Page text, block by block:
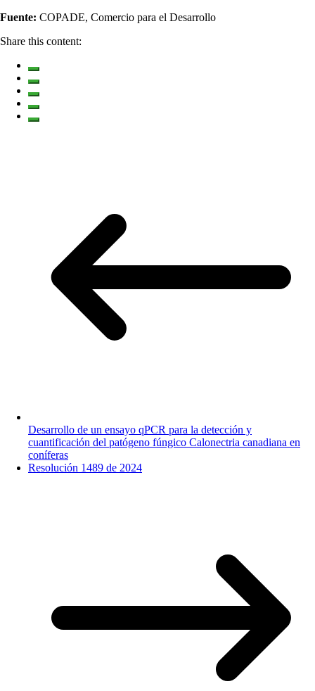
Fuente: COPADE, Comercio para el Desarrollo
Share this content:
Desarrollo de un ensayo qPCR para la detección y
cuantificación del patógeno fúngico Calonectria canadiana en
coníferas
Resolución 1489 de 2024